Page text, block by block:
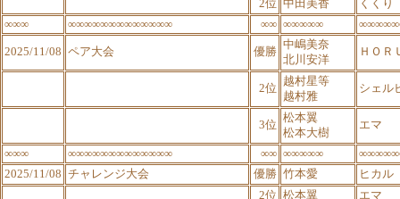
2位 中田美香
くくり
∞∞∞
∞∞∞∞∞∞∞∞∞∞∞∞∞ ∞∞ ∞∞∞∞∞
2025/11/08 ペア大会 優勝
中嶋美奈
北川安洋
ＨＯＲ
2位
越村星等
越村雅
シェル
3位
松本翼
松本大樹
エマ
∞∞∞ ∞∞∞∞∞∞∞∞∞∞∞∞∞ ∞∞ ∞∞∞∞∞
2025/11/08 チャレンジ大会 優勝 竹本愛
ヒカル
2位 松本翼
エマ